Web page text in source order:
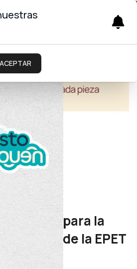
sobres para la
SUM de la EPET
ACEPTAR